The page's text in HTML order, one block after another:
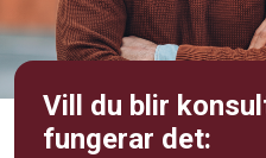
Vill du blir
fungerar det: